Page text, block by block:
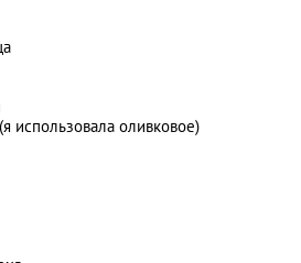
использовала оливковое)